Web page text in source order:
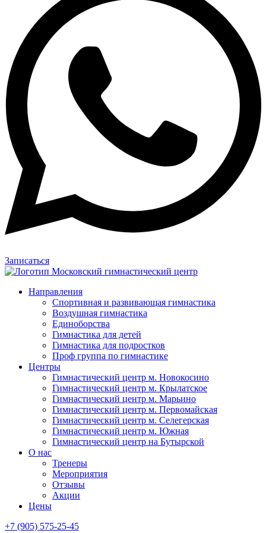
Записаться
Направления
Спортивная и развивающая гимнастика
Воздушная гимнастика
Единоборства
Гимнастика для детей
Гимнастика для подростков
Проф группа по гимнастике
Центры
Гимнастический центр м. Новокосино
Гимнастический центр м. Крылатское
Гимнастический центр м. Марьино
Гимнастический центр м. Первомайская
Гимнастический центр м. Селегерская
Гимнастический центр м. Южная
Гимнастический центр на Бутырской
О нас
Тренеры
Мероприятия
Отзывы
Акции
Цены
+7 (905) 575-25-45